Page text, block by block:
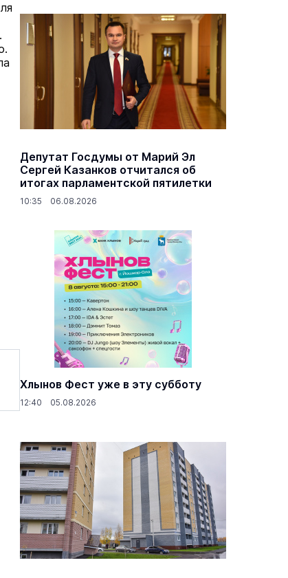
Депутат Госдумы от Марий Эл
Сергей Казанков отчитался об
итогах парламентской пятилетки
10:35 06.08.2026
Хлынов Фест уже в эту субботу
12:40 05.08.2026